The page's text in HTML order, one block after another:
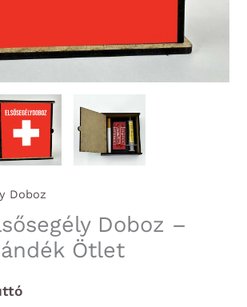
Doboz
Doboz –
Ötlet